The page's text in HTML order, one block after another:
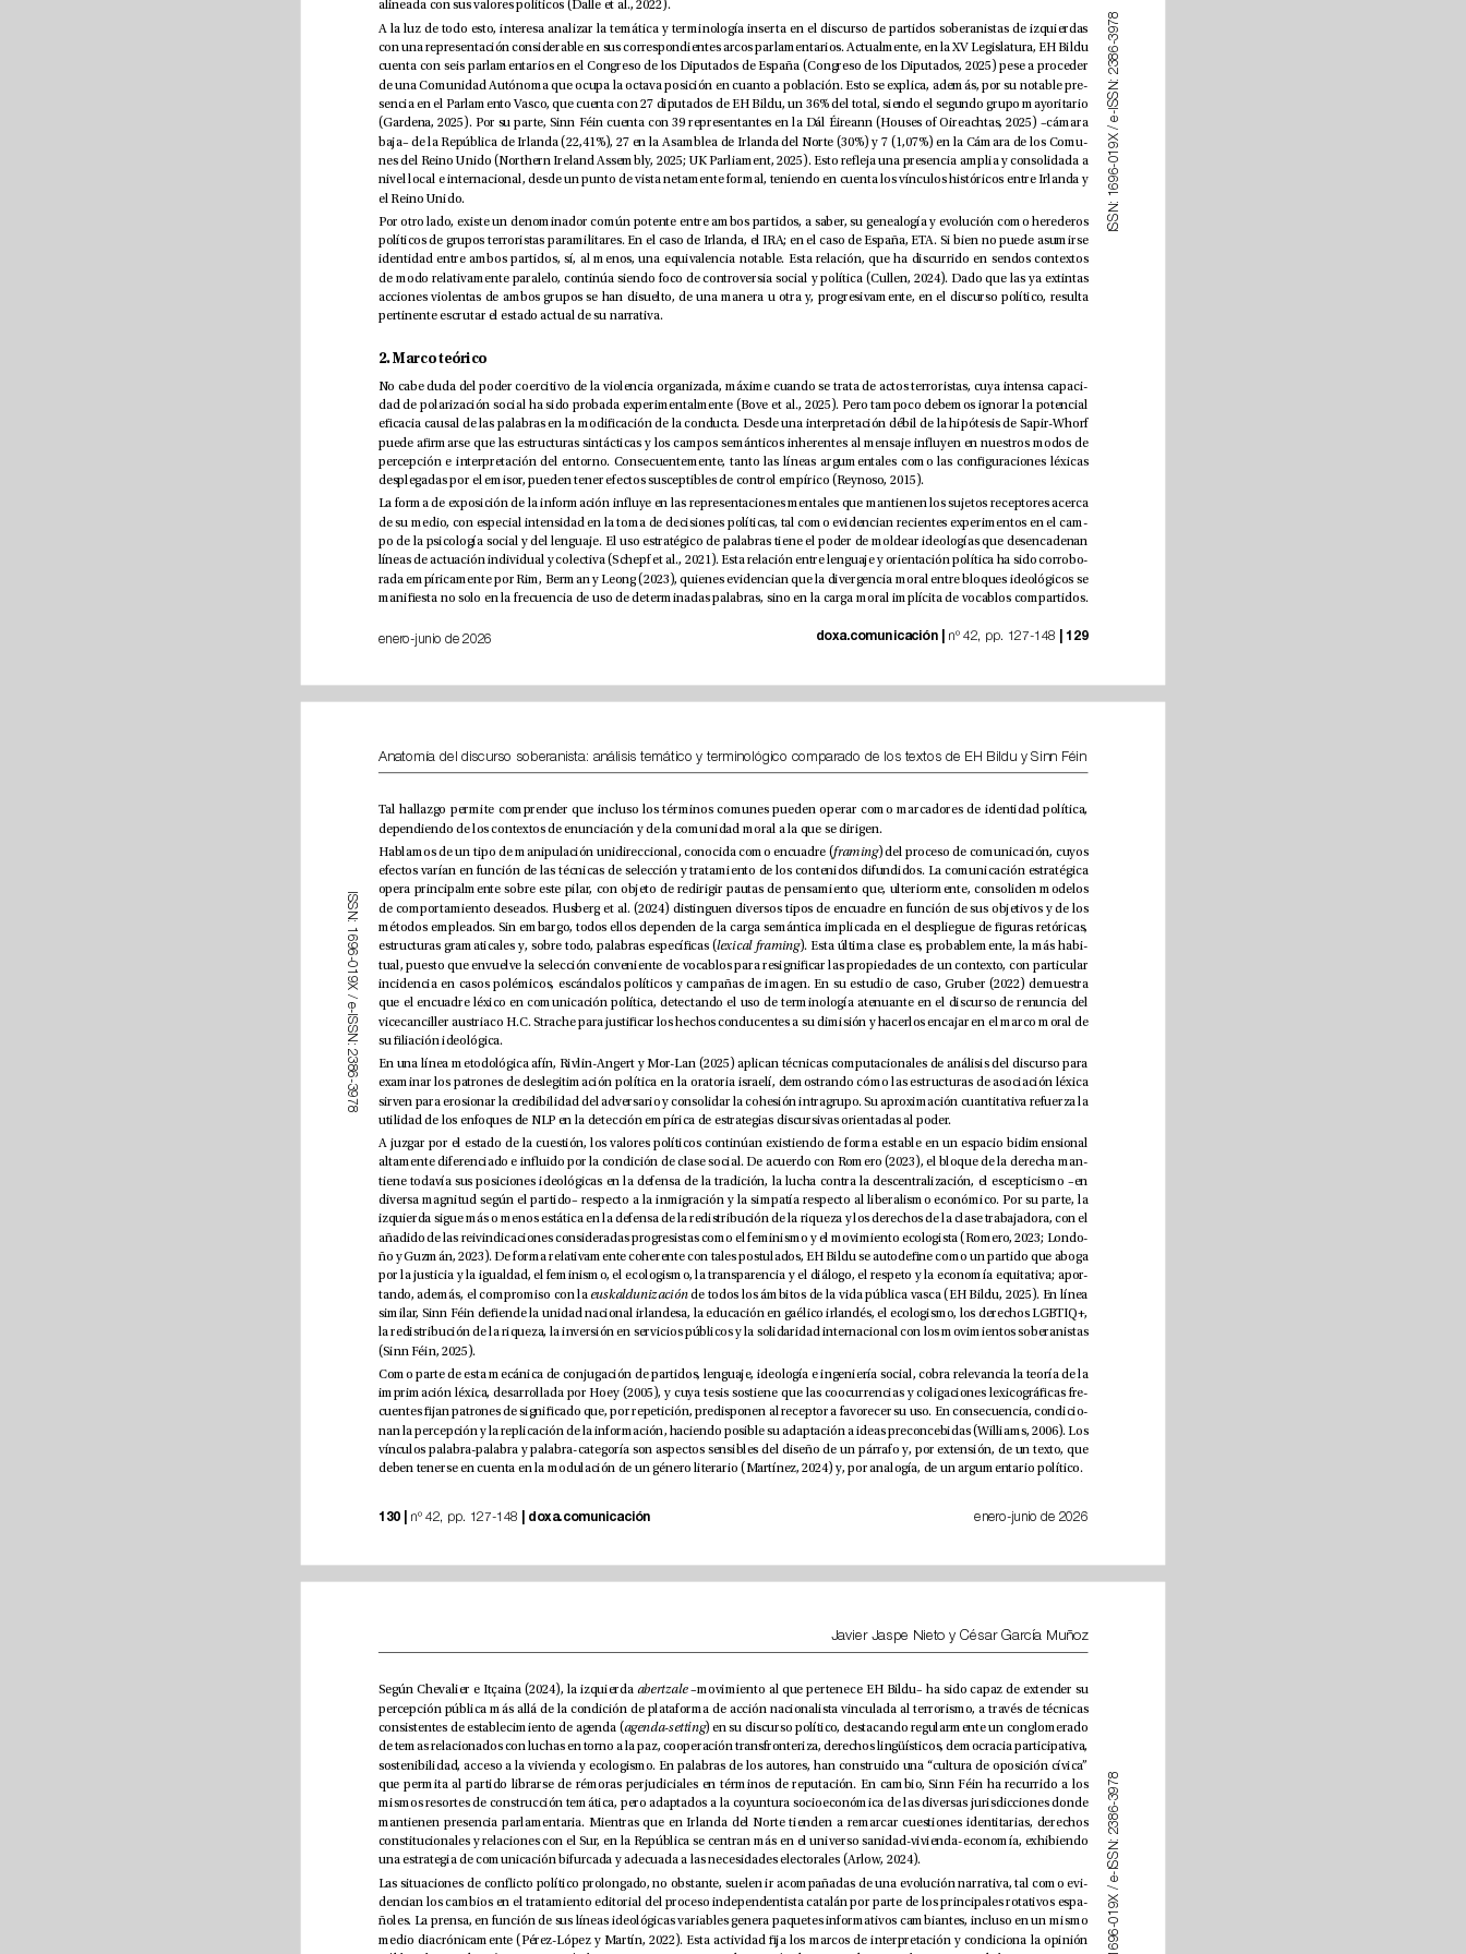
enero-junio de 2026
I
S
S
N
:
1
6
9
6
-
0
1
9
X
/
e
-
I
S
S
N
2
3
8
6
-
3
9
7
8
| 129
alineada con sus valores políticos (Dalle et al., 2022).
con una representación considerable en sus correspondientes arcos parlamentarios. Actualmente, en la XV Legislatura, EH Bildu
de una Comunidad Autónoma que ocupa la octava posición en cuanto a población. Esto se explica, además, por su notable pre-
(Gardena, 2025). Por su parte, Sinn Féin cuenta con 39 representantes en la Dál Éireann (Houses of Oireachtas, 2025) –cámara
baja– de la República de Irlanda (22,41%), 27 en la Asamblea de Irlanda del Norte (30%) y 7 (1,07%) en la Cámara de los Comu-
nes del Reino Unido (Northern Ireland Assembly, 2025; UK Parliament, 2025). Esto reeja una presencia amplia y consolidada a
nivel local e internacional, desde un punto de vista netamente formal, teniendo en cuenta los vínculos históricos entre Irlanda y
el Reino Unido.
Por otro lado, existe un denominador común potente entre ambos partidos, a saber, su genealogía y evolución como herederos
políticos de grupos terroristas paramilitares. En el caso de Irlanda, el IRA; en el caso de España, ETA. Si bien no puede asumirse
identidad entre ambos partidos, sí, al menos, una equivalencia notable. Esta relación, que ha discurrido en sendos contextos
de modo relativamente paralelo, continúa siendo foco de controversia social y política (Cullen, 2024). Dado que las ya extintas
acciones violentas de ambos grupos se han disuelto, de una manera u otra y, progresivamente, en el discurso político, resulta
pertinente escrutar el estado actual de su narrativa.
2. Marco teórico
No cabe duda del poder coercitivo de la violencia organizada, máxime cuando se trata de actos terroristas, cuya intensa capaci-
ecacia causal de las palabras en la modicación de la conducta. Desde una interpretación débil de la hipótesis de Sapir-Whorf
puede armarse que las estructuras sintácticas y los campos semánticos inherentes al mensaje inuyen en nuestros modos de
percepción e interpretación del entorno. Consecuentemente, tanto las líneas argumentales como las conguraciones léxicas
La forma de exposición de la información inuye en las representaciones mentales que mantienen los sujetos receptores acerca
de su medio, con especial intensidad en la toma de decisiones políticas, tal como evidencian recientes experimentos en el cam-
líneas de actuación individual y colectiva (Schepf et al., 2021). Esta relación entre lenguaje y orientación política ha sido corrobo-
rada empíricamente por Rim, Berman y Leong (2023), quienes evidencian que la divergencia moral entre bloques ideológicos se
maniesta no solo en la frecuencia de uso de determinadas palabras, sino en la carga moral implícita de vocablos compartidos.
enero-junio de 2026
Anatomía del discurso soberanista: análisis temático y terminológico comparado de los textos de EH Bildu y Sinn Féin
I
S
S
N
:
1
6
9
6
-
0
1
9
X
/
e
-
I
S
S
N
:
2
3
8
6
-
3
9
7
8
doxa.comunicación
dependiendo de los contextos de enunciación y de la comunidad moral a la que se dirigen.
Hablamos de un tipo de manipulación unidireccional, conocida como encuadre ( framing
) del proceso de comunicación, cuyos
efectos varían en función de las técnicas de selección y tratamiento de los contenidos difundidos. La comunicación estratégica
opera principalmente sobre este pilar, con objeto de redirigir pautas de pensamiento que, ulteriormente, consoliden modelos
de comportamiento deseados. Flusberg et al. (2024) distinguen diversos tipos de encuadre en función de sus objetivos y de los
estructuras gramaticales y, sobre todo, palabras especícas ( lexical framing ). Esta última clase es, probablemente, la más habi-
incidencia en casos polémicos, escándalos políticos y campañas de imagen. En su estudio de caso, Gruber (2022) demuestra
vicecanciller austriaco H.C. Strache para justicar los hechos conducentes a su dimisión y hacerlos encajar en el marco moral de
examinar los patrones de deslegitimación política en la oratoria israelí, demostrando cómo las estructuras de asociación léxica
sirven para erosionar la credibilidad del adversario y consolidar la cohesión intragrupo. Su aproximación cuantitativa refuerza la
utilidad de los enfoques de NLP en la detección empírica de estrategias discursivas orientadas al poder.
altamente diferenciado e inuido por la condición de clase social. De acuerdo con Romero (2023), el bloque de la derecha man-
diversa magnitud según el partido– respecto a la inmigración y la simpatía respecto al liberalismo económico. Por su parte, la
añadido de las reivindicaciones consideradas progresistas como el feminismo y el movimiento ecologista (Romero, 2023; Londo-
ño y Guzmán, 2023). De forma relativamente coherente con tales postulados, EH Bildu se autodene como un partido que aboga
por la justicia y la igualdad, el feminismo, el ecologismo, la transparencia y el diálogo, el respeto y la economía equitativa; apor-
tando, además, el compromiso con la
euskaldunización
la redistribución de la riqueza, la inversión en servicios públicos y la solidaridad internacional con los movimientos soberanistas
Como parte de esta mecánica de conjugación de partidos, lenguaje, ideología e ingeniería social, cobra relevancia la teoría de la
imprimación léxica, desarrollada por Hoey (2005), y cuya tesis sostiene que las coocurrencias y coligaciones lexicográcas fre-
cuentes jan patrones de signicado que, por repetición, predisponen al receptor a favorecer su uso. En consecuencia, condicio-
nan la percepción y la replicación de la información, haciendo posible su adaptación a ideas preconcebidas (Williams, 2006). Los
vínculos palabra-palabra y palabra-categoría son aspectos sensibles del diseño de un párrafo y, por extensión, de un texto, que
deben tenerse en cuenta en la modulación de un género literario (Martínez, 2024) y, por analogía, de un argumentario político.
Javier Jaspe Nieto y César García Muñoz
6
9
6
-
0
1
9
X
/
e
-
I
S
S
N
:
2
3
8
6
-
3
9
7
8
Según Chevalier e Itçaina (2024), la izquierda abertzal e
–movimiento al que pertenece EH Bildu– ha sido capaz de extender su
percepción pública más allá de la condición de plataforma de acción nacionalista vinculada al terrorismo, a través de técnicas
consistentes de establecimiento de agenda (agen d a-setting
que permita al partido librarse de rémoras perjudiciales en términos de reputación. En cambio, Sinn Féin ha recurrido a los
mismos resortes de construcción temática, pero adaptados a la coyuntura socioeconómica de las diversas jurisdicciones donde
mantienen presencia parlamentaria. Mientras que en Irlanda del Norte tienden a remarcar cuestiones identitarias, derechos
una estrategia de comunicación bifurcada y adecuada a las necesidades electorales (Arlow, 2024).
Las situaciones de conicto político prolongado, no obstante, suelen ir acompañadas de una evolución narrativa, tal como evi-
dencian los cambios en el tratamiento editorial del proceso independentista catalán por parte de los principales rotativos espa-